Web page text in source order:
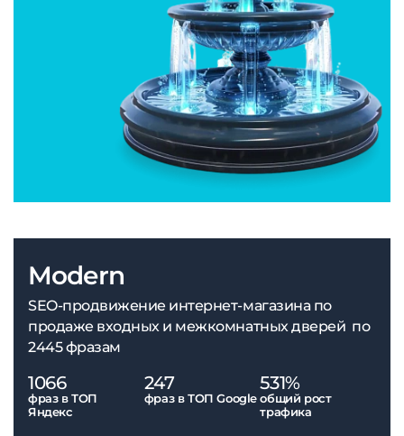
Modern
SEO-продвижение интернет-магазина по
продаже входных и межкомнатных дверей по
2445 фразам
1066
фраз в ТОП
Яндекс
247
фраз в ТОП Google
531%
общий рост
трафика